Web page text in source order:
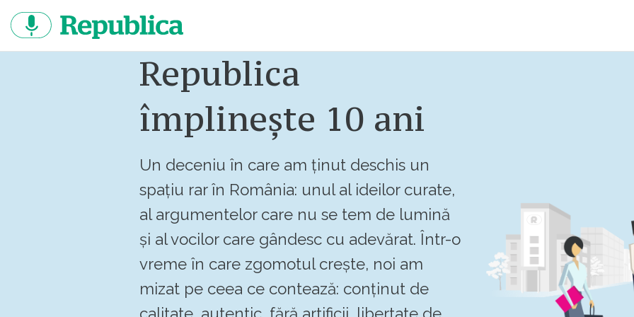
continut
Republica
împlinește 10 ani
Un deceniu în care am ținut deschis un
spațiu rar în România: unul al ideilor curate,
al argumentelor care nu se tem de lumină
și al vocilor care gândesc cu adevărat. Într-o
vreme în care zgomotul crește, noi am
mizat pe ceea ce contează: conținut de